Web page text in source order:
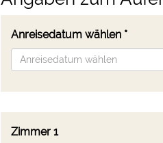
Anreisedatum wählen *
Zimmer1